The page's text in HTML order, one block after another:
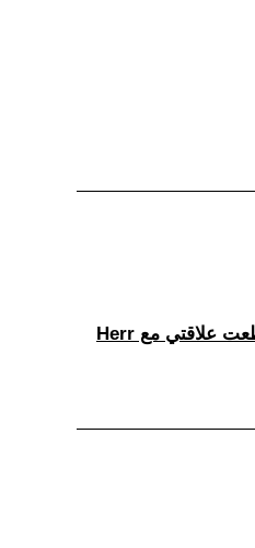
(46) الهامش الأخير بعد ان قطعت علاقتي مع Herr